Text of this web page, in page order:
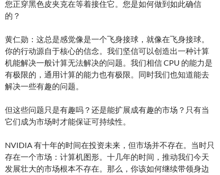
您正穿黑色皮夹克在等着接住它。您是如何做到如此确信
的？
黄仁勋：这总是感觉像是一个飞身接球，就像在飞身接球。
你的行动源自于核心的信念。我们坚信可以创造出一种计算
机能解决一般计算无法解决的问题。我们相信 CPU 的能力是
有极限的，通用计算的能力也有极限。同时我们也知道能去
解决一些有趣的问题。
但这些问题只是有趣吗？还是能扩展成有趣的市场？只有当
它们成为市场时才能保证可持续性。
NVIDIA 有十年的时间在投资未来，但市场并不存在。当时只
存在一个市场：计算机图形。十几年的时间，推动我们今天
发展壮大的市场根本不存在。那么，你该如何继续带领身边